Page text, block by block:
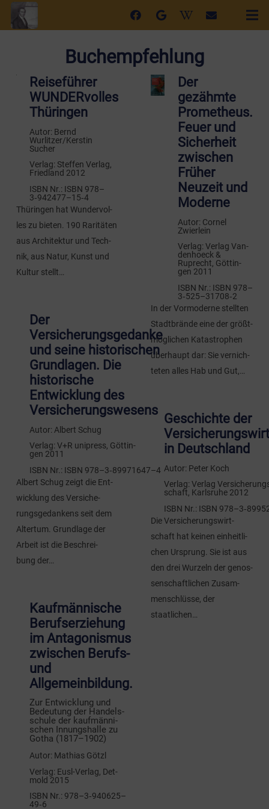
Buchempfehlung
Reiseführer
WUNDERvolles
Thüringen
Autor: Bernd
Wurlitzer/Kerstin
Sucher
Ver­lag: Stef­fen Ver­lag,
Fried­land 2012
ISBN Nr.: ISBN 978–
3‑942477–15‑4
Thü­rin­gen hat Wun­der­vol­
les zu bie­ten. 190 Rari­tä­ten
aus Archi­tek­tur und Tech­
nik, aus Natur, Kunst und
Kul­tur stellt…
Der
gezähmte
Prometheus.
Feuer und
Sicherheit
zwischen
Früher
Neuzeit und
Moderne
Autor: Cor­nel
Zwierlein
Ver­lag: Ver­lag Van­
den­hoeck &
Ruprecht, Göt­tin­
gen 2011
ISBN Nr.: ISBN 978–
3‑525–31708‑2
In der Vor­mo­der­ne stell­ten
Stadt­brän­de eine der größt­
mög­li­chen Kata­stro­phen
über­haupt dar: Sie ver­nich­
te­ten alles Hab und Gut,…
Der
Versicherungsgedanke
und seine historischen
Grundlagen. Die
historische
Entwicklung des
Versicherungswesens
Autor: Albert Schug
Ver­lag: V+R uni­press, Göt­tin­
gen 2011
ISBN Nr.: ISBN 978–3‑89971647–4
Albert Schug zeigt die Ent­
wick­lung des Ver­si­che­
rungs­ge­dan­kens seit dem
Alter­tum. Grund­la­ge der
Arbeit ist die Beschrei­
bung der…
Geschichte der
in Deutschland
Autor: Peter Koch
Ver­lag: Ver­lag
schaft, Karls­ru­he 2012
ISBN Nr.: ISBN
Die Ver­si­che­rungs­wirt­
schaft hat kei­nen ein­heit­li­
chen Ursprung. Sie ist aus
den drei Wur­zeln der genos­
sen­schaft­li­chen Zusam­
men­schlüs­se, der
staatlichen…
Kaufmännische
Berufserziehung
im Antagonismus
zwischen Berufs-
und
Allgemeinbildung.
Zur Ent­wick­lung und
Bedeu­tung der Han­dels­
schu­le der kauf­män­ni­
schen Innungs­hal­le zu
Gotha (1817–1902)
Autor: Mathi­as Götzl
Ver­lag: Eusl-Ver­lag, Det­
mold 2015
ISBN Nr.: 978–3‑940625–
49‑6